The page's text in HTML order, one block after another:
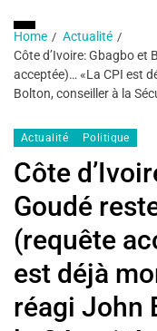
Home
Actualité
Côte d’Ivoire: Gbagbo et
acceptée)… «La CPI est
Bolton, conseiller à la
Actualité Politique
Côte
Goudé
(requête
est déjà
réagi John